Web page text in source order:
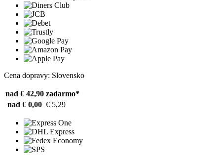
Cena dopravy: Slovensko
nad € 42,90 zadarmo*
nad € 0,00 € 5,29